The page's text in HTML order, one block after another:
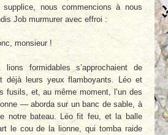
supplice, nous commencions à nous
Job murmurer avec effroi :
monsieur !
formidables s’approchaient de
déjà leurs yeux flamboyants. Léo et
fusils, et, au même moment, l’un des
— aborda sur un banc de sable, à
notre bateau. Léo fit feu, et la balle
le cou de la lionne, qui tomba raide